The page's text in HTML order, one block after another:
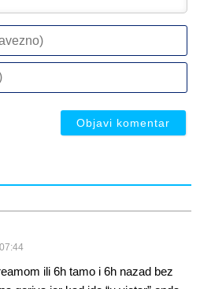
ili 6h tamo i 6h nazad bez